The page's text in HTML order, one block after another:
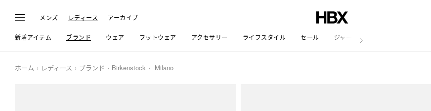
メンズ レディース アーカイブ
新着アイテム ブランド ウェア フットウェア アクセサリー ライフスタイル セール ジャーナル
ホーム レディース ブランド Birkenstock Milano